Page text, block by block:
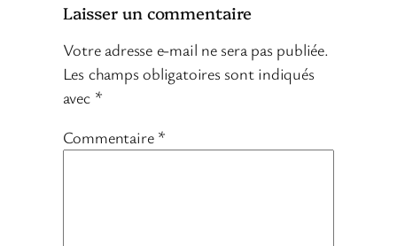
Laisser un commentaire
Votre adresse e-mail ne sera pas publiée.
Les champs obligatoires sont indiqués
avec *
Commentaire *